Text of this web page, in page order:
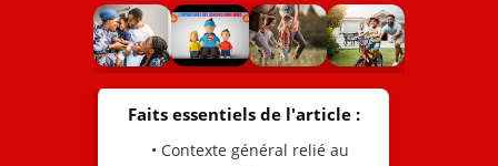
Faits essentiels de l'article :
• Contexte général relié au